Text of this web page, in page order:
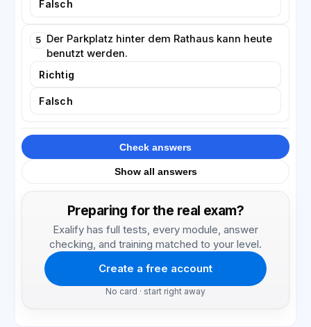
Falsch
5 Der Parkplatz hinter dem Rathaus kann heute
benutzt werden.
Richtig
Falsch
Check answers
Show all answers
Preparing for the real exam?
Exalify has full tests, every module, answer
checking, and training matched to your level.
Create a free account
No card · start right away